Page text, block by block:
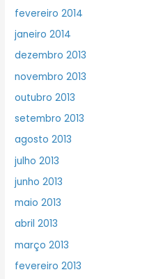
fevereiro 2014
janeiro 2014
dezembro 2013
novembro 2013
outubro 2013
setembro 2013
agosto 2013
julho 2013
junho 2013
maio 2013
abril 2013
março 2013
fevereiro 2013